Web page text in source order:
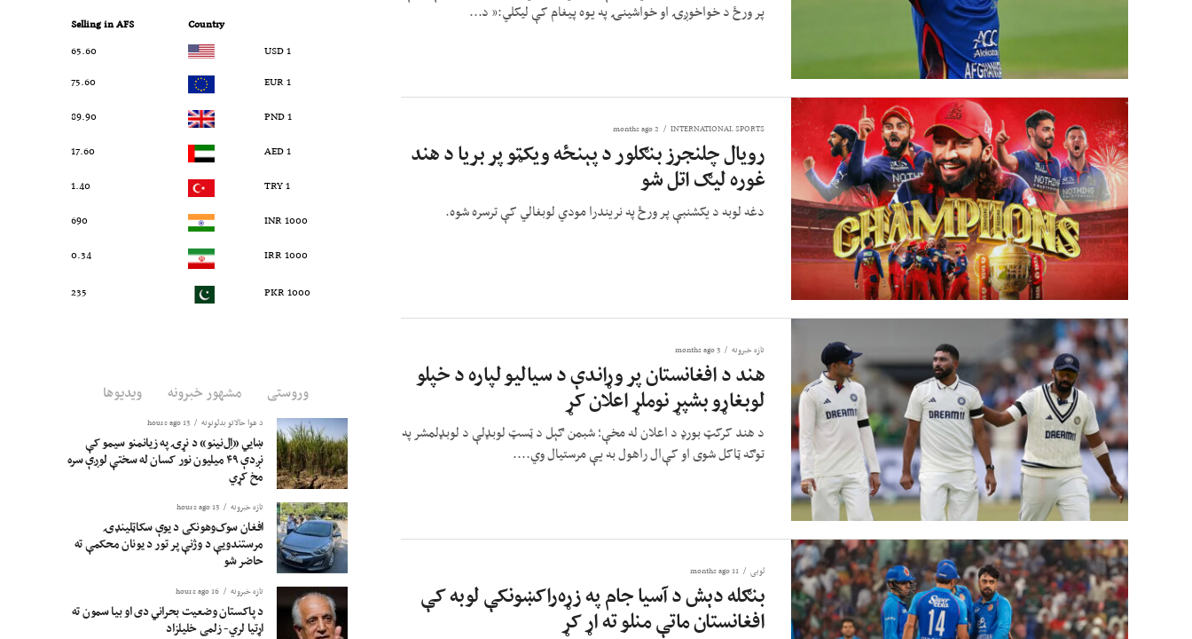
پر ورځ د خواخوږۍ او خواشینۍ په یوه پیغام کې لیکلي:« د...
INTERNATIONAL SPORTS
2 months ago
رویال چلنجرز بنګلور د پېنځه ویکټو پر بریا د هند
غوره لیګ اتل شو
دغه لوبه د یکشنبې پر ورځ په نریندرا مودي لوبغالي کې ترسره شوه.
تازه خبرونه 3 months ago
هند د افغانستان پر وړاندې د سیالیو لپاره د خپلو
لوبغاړو بشپړ نوملړ اعلان کړ
د هند کرکټ بورډ د اعلان له مخې؛ شبمن ګېل د ټسټ لوبډلې د لوبډلمشر په
توګه ټاکل شوی او کې‌ال راهول به یې مرستیال وي....
لوبی 11 months ago
بنګله دېش د آسیا جام په زړه‌راکښونکې لوبه کې
افغانستان ماتې منلو ته اړ کړ
Country
Selling in AFS
1 USD
65.60
1 EUR
75.60
1 PND
89.90
1 AED
17.60
1 TRY
1.40
1000 INR
690
1000 IRR
0.34
1000 PKR
235
وروستی مشهور خبرونه ویدیوها
د هوا حالاتو بدلونونه 13 hours ago
ښايي «اِل‌نینو» د نړۍ په زیانمنو سیمو کې
نږدې ۴۹ میلیون نور کسان له سختې لوږې سره
مخ کړي
تازه خبرونه 13 hours ago
افغان سوک‌وهونکی د یوې سکاټلینډۍ
مرستندویې د وژنې پر تور د یونان محکمې ته
حاضر شو
تازه خبرونه 16 hours ago
د پاکستان وضعیت بحراني دی او بیا سمون ته
اړتیا لري- زلمی خلیلزاد